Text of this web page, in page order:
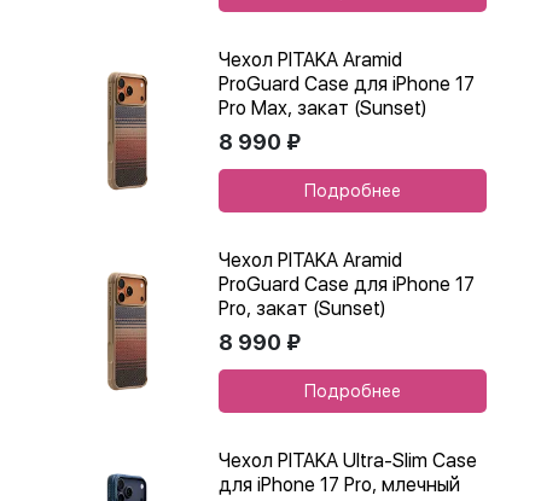
Чехол PITAKA Aramid
ProGuard Case для iPhone 17
Pro Max, закат (Sunset)
8 990 ₽
Подробнее
Чехол PITAKA Aramid
ProGuard Case для iPhone 17
Pro, закат (Sunset)
8 990 ₽
Подробнее
Чехол PITAKA Ultra-Slim Case
для iPhone 17 Pro, млечный